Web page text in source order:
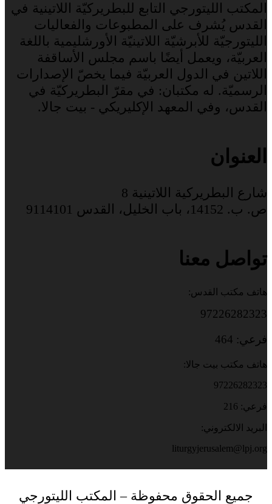
المكتب الليتورجي التابع للبطريركيّة اللاتينية في
القدس يُشرف على المطبوعات والفعاليات
الليتورجيّة للأبرشيّة اللاتينيّة الأورشليمية باللغة
العربيّة، ويعمل أيضًا باسم مجلس الأساقفة
اللاتين في الدول العربيّة فيما يخصّ الإصدارات
الرسميّة. له مكتبان: في مقرّ البطريركيّة في
القدس، وفي المعهد الإكليريكي - بيت جالا.
العنوان
شارع البطريركية اللاتينية 8
ص. ب. 14152، باب الخليل، القدس 9114101
تواصل معنا
هاتف مكتب القدس:
97226282323
فرعي: 464
هاتف مكتب بيت جالا:
97226282323
فرعي: 216
البريد الالكتروني:
liturgyjerusalem@lpj.org
جميع الحقوق محفوظة – المكتب الليتورجي